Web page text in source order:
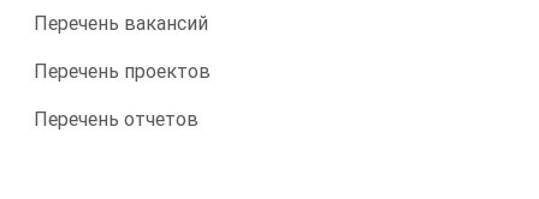
Перечень вакансий
Перечень проектов
Перечень отчетов